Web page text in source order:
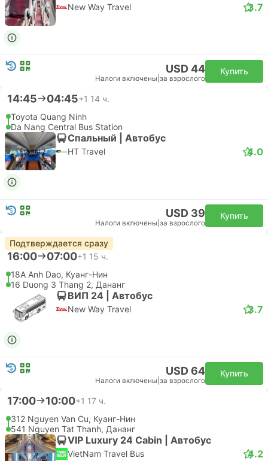
New Way Travel 3.7
USD 44
Налоги включены за взрослого
Купить
14:45 04:45+1 14 ч.
Toyota Quang Ninh
Da Nang Central Bus Station
Спальный | Автобус
HT Travel 4.0
USD 39
Налоги включены за взрослого
Купить
Подтверждается сразу
16:00 07:00+1 15 ч.
18A Anh Dao, Куанг-Нин
16 Duong 3 Thang 2, Дананг
ВИП 24 | Автобус
New Way Travel 3.7
USD 64
Налоги включены за взрослого
Купить
17:00 10:00+1 17 ч.
312 Nguyen Van Cu, Куанг-Нин
541 Nguyen Tat Thanh, Дананг
VIP Luxury 24 Cabin | Автобус
VietNam Travel Bus 4.2